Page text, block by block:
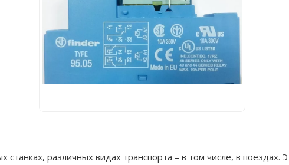
различных видах транспорта – в том числе, в поездах.